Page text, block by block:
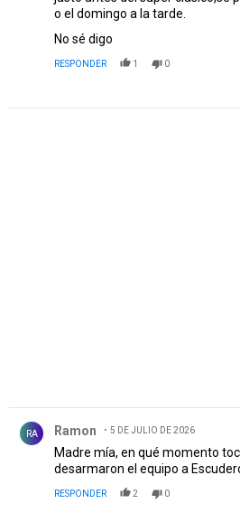
o el domingo a la tarde.
No sé digo
RESPONDER 1 0
RA Ramon 5 DE JULIO DE 2026
Madre mía, en qué momento
desarmaron el equipo a
RESPONDER 2 0